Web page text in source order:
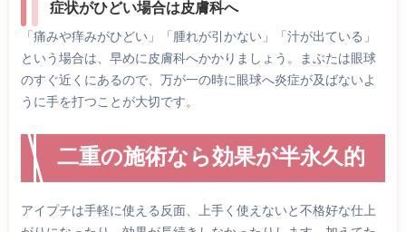
症状がひどい場合は皮膚科へ
「痛みや痒みがひどい」「腫れが引かない」「汁が出ている」
という場合は、早めに皮膚科へかかりましょう。まぶたは眼球
のすぐ近くにあるので、万が一の時に眼球へ炎症が及ばないよ
うに手を打つことが大切です。
二重の施術なら効果が半永久的
アイプチは手軽に使える反面、上手く使えないと不格好な仕上